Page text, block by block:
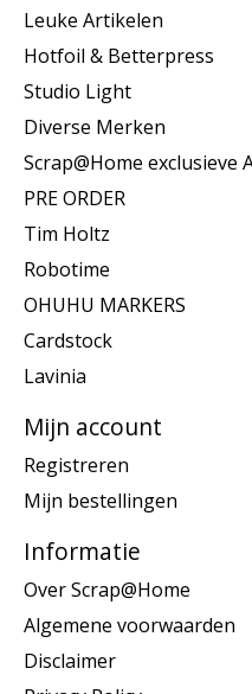
Leuke Artikelen
Hotfoil & Betterpress
Studio Light
Diverse Merken
Scrap@Home exclusieve
PRE ORDER
Tim Holtz
Robotime
OHUHU MARKERS
Cardstock
Lavinia
Mijn account
Registreren
Mijn bestellingen
Informatie
Over Scrap@Home
Algemene voorwaarden
Disclaimer